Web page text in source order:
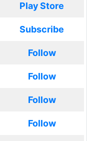
Play Store
Subscribe
Follow
Follow
Follow
Follow